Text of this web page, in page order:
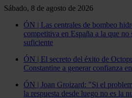
Sábado, 8 de agosto de 2026
ÓN | Las centrales de bombeo
competitiva en España a la que no
suficiente
ÓN | El secreto del éxito de
Constantine a generar confianza
ÓN | Joan Groizard: "Si el
la respuesta desde luego no es la